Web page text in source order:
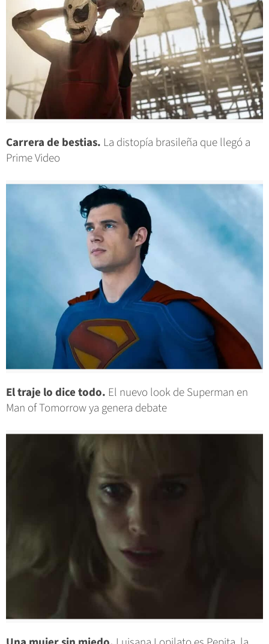
Carrera de bestias. La distopía brasileña que llegó a
Prime Video
El traje lo dice todo. El nuevo look de Superman en
Man of Tomorrow ya genera debate